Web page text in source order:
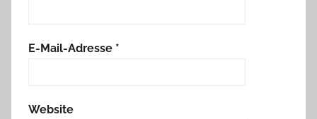
E-Mail-Adresse *
Website